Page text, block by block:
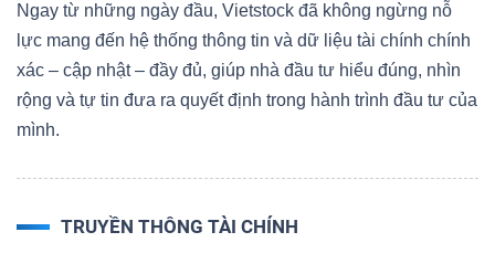
Ngay từ những ngày đầu, Vietstock đã không ngừng nỗ
lực mang đến hệ thống thông tin và dữ liệu tài chính chính
xác – cập nhật – đầy đủ, giúp nhà đầu tư hiểu đúng, nhìn
rộng và tự tin đưa ra quyết định trong hành trình đầu tư của
mình.
TRUYỀN THÔNG TÀI CHÍNH